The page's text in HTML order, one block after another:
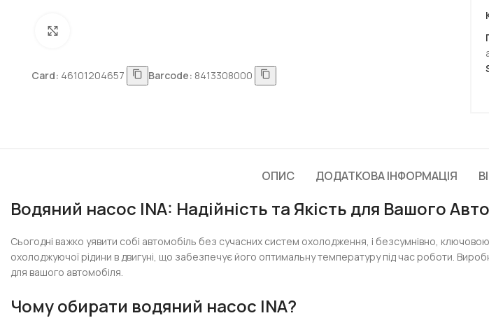
Card: 46101204657 Barcode: 8413308000
ОПИС ДОДАТКОВА ІНФОРМАЦІЯ
Водяний насос INA: Надійність та Якість для Вашого
Сьогодні важко уявити собі автомобіль без сучасних систем охолодження, і безсумнівно,
охолоджуючої рідини в двигуні, що забезпечує його оптимальну температуру під час роботи.
для вашого автомобіля.
Чому обирати водяний насос INA?